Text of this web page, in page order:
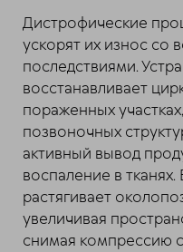
Дистрофические
ускорят их износ со
последствиями.
восстанавливает
пораженных
позвоночных
активный вывод
воспаление в
растягивает
увеличивая
снимая компрессию